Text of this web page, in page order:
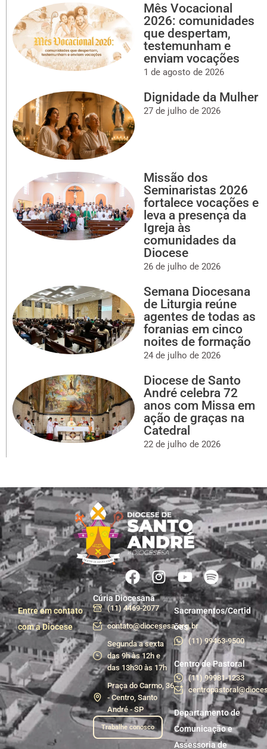
Mês Vocacional
2026: comunidades
que despertam,
testemunham e
enviam vocações
1 de agosto de 2026
Dignidade da Mulher
27 de julho de 2026
Missão dos
Seminaristas 2026
fortalece vocações e
leva a presença da
Igreja às
comunidades da
Diocese
26 de julho de 2026
Semana Diocesana
de Liturgia reúne
agentes de todas as
foranias em cinco
noites de formação
24 de julho de 2026
Diocese de Santo
André celebra 72
anos com Missa em
ação de graças na
Catedral
22 de julho de 2026
Entre em contato
com a Diocese
Cúria Diocesana
(11) 4469-2077
contato@diocesesa.org.br
Segunda a sexta
das 9h às 12h e
das 13h30 às 17h
Praça do Carmo, 36
- Centro, Santo
André - SP
Trabalhe conosco
Sacramentos/Certid
ões
(11) 99463-9500
Centro de Pastoral
(11) 99981-1233
Departamento de
Comunicação e
Assessoria de